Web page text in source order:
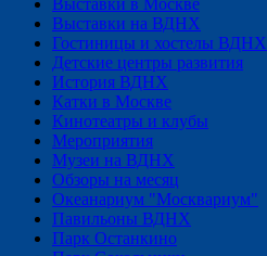
Выставки в Москве
Выставки на ВДНХ
Гостиницы и хостелы ВДНХ
Детские центры развития
История ВДНХ
Катки в Москве
Кинотеатры и клубы
Мероприятия
Музеи на ВДНХ
Обзоры на месяц
Океанариум "Москвариум"
Павильоны ВДНХ
Парк Останкино